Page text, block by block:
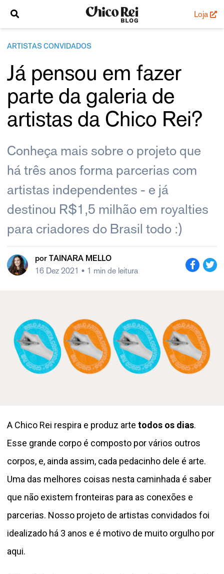
Loja
ARTISTAS CONVIDADOS
Já pensou em fazer
parte da galeria de
artistas da Chico Rei?
Conheça mais sobre o projeto que
há três anos forma parcerias com
artistas independentes - e já
destinou R$1,5 milhão em royalties
para criadores do Brasil todo :)
por TAINARA MELLO
16 Dez 2021 • 1 min de leitura
A Chico Rei respira e produz arte todos os dias.
Esse grande corpo é composto por vários outros
corpos, e, ainda assim, cada pedacinho dele é arte.
Uma das melhores coisas nesta caminhada é saber
que não existem fronteiras para as conexões e
parcerias. Nosso projeto de artistas convidados foi
idealizado há 3 anos e é motivo de muito orgulho por
aqui.